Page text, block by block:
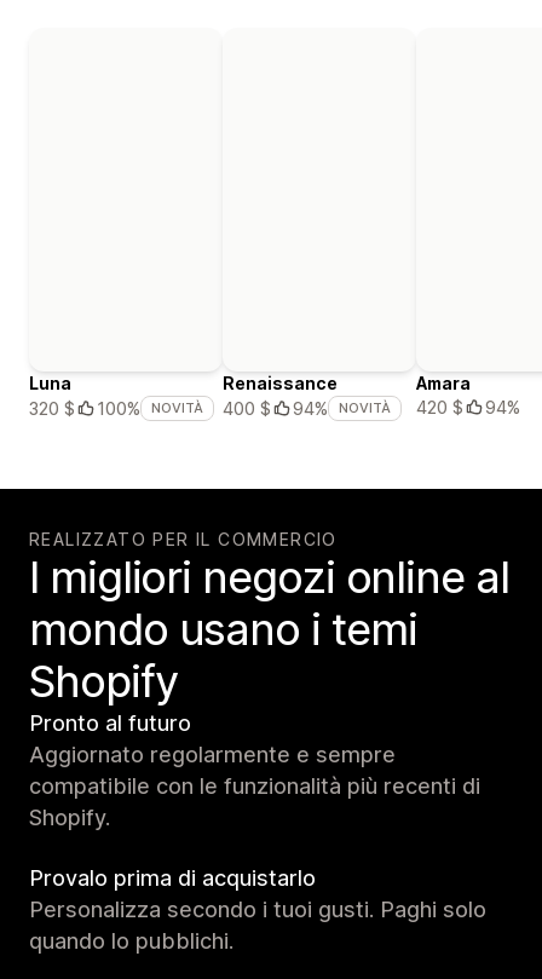
Luna
320 $
100% NOVITÀ
Renaissance
400 $
94% NOVITÀ
Amara
420 $
94%
REALIZZATO PER IL COMMERCIO
I migliori negozi online al
mondo usano i temi
Shopify
Pronto al futuro
Aggiornato regolarmente e sempre
compatibile con le funzionalità più recenti di
Shopify.
Provalo prima di acquistarlo
Personalizza secondo i tuoi gusti. Paghi solo
quando lo pubblichi.